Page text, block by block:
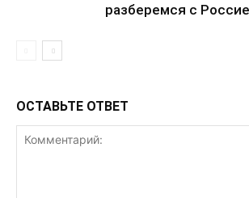
разберемся с
ОСТАВЬТЕ ОТВЕТ